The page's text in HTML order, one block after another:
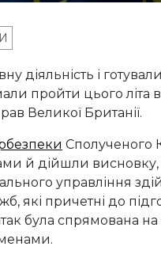
діяльність і готували
пройти цього літа
Великої Британії.
Сполученого
й дійшли висновку,
управління
які причетні до
була спрямована